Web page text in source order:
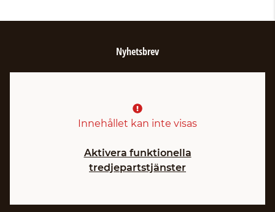
Nyhetsbrev
Innehållet kan inte visas
Aktivera funktionella
tredjepartstjänster